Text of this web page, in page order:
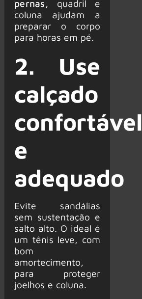
pernas, quadril e
coluna ajudam a
preparar o corpo
para horas em pé.
2. Use
calçado
confortável
e
adequado
Evite sandálias
sem sustentação e
salto alto. O ideal é
um tênis leve, com
bom
amortecimento,
para proteger
joelhos e coluna.